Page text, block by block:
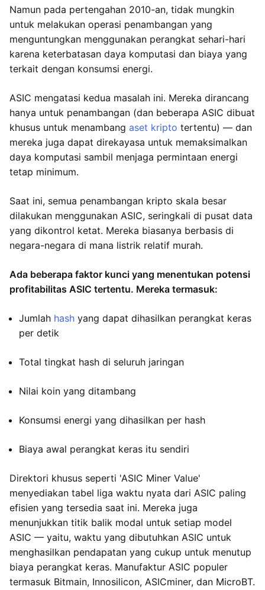
Namun pada pertengahan 2010-an, tidak mungkin
untuk melakukan operasi penambangan yang
menguntungkan menggunakan perangkat sehari-hari
karena keterbatasan daya komputasi dan biaya yang
terkait dengan konsumsi energi.
ASIC mengatasi kedua masalah ini. Mereka dirancang
hanya untuk penambangan (dan beberapa ASIC dibuat
khusus untuk menambang aset kripto tertentu) — dan
mereka juga dapat direkayasa untuk memaksimalkan
daya komputasi sambil menjaga permintaan energi
tetap minimum.
Saat ini, semua penambangan kripto skala besar
dilakukan menggunakan ASIC, seringkali di pusat data
yang dikontrol ketat. Mereka biasanya berbasis di
negara-negara di mana listrik relatif murah.
Ada beberapa faktor kunci yang menentukan potensi
profitabilitas ASIC tertentu. Mereka termasuk:
Jumlah hash yang dapat dihasilkan perangkat keras
per detik
Total tingkat hash di seluruh jaringan
Nilai koin yang ditambang
Konsumsi energi yang dihasilkan per hash
Biaya awal perangkat keras itu sendiri
Direktori khusus seperti 'ASIC Miner Value'
menyediakan tabel liga waktu nyata dari ASIC paling
efisien yang tersedia saat ini. Mereka juga
menunjukkan titik balik modal untuk setiap model
ASIC — yaitu, waktu yang dibutuhkan ASIC untuk
menghasilkan pendapatan yang cukup untuk menutup
biaya perangkat keras. Manufaktur ASIC populer
termasuk Bitmain, Innosilicon, ASICminer, dan MicroBT.